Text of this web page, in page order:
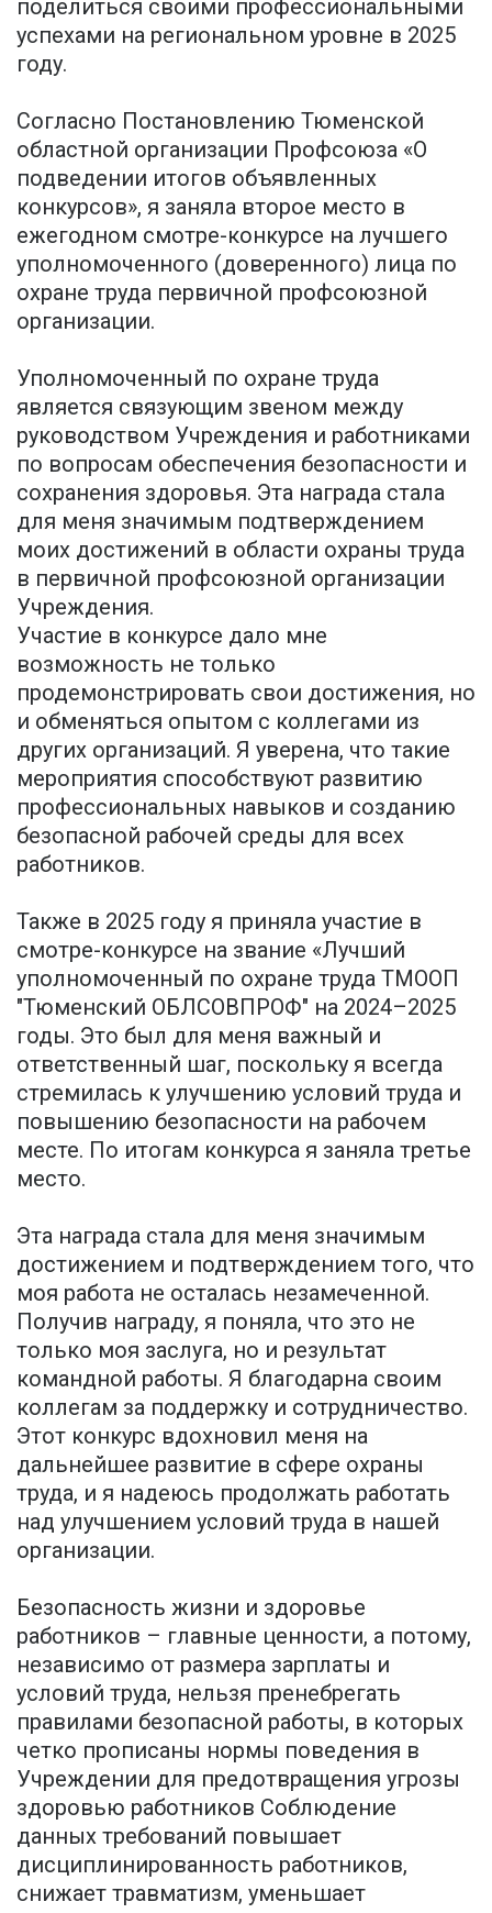
поделиться своими профессиональными
успехами на региональном уровне в 2025
году.
Согласно Постановлению Тюменской
областной организации Профсоюза «О
подведении итогов объявленных
конкурсов», я заняла второе место в
ежегодном смотре-конкурсе на лучшего
уполномоченного (доверенного) лица по
охране труда первичной профсоюзной
организации.
Уполномоченный по охране труда
является связующим звеном между
руководством Учреждения и работниками
по вопросам обеспечения безопасности и
сохранения здоровья. Эта награда стала
для меня значимым подтверждением
моих достижений в области охраны труда
в первичной профсоюзной организации
Учреждения.
Участие в конкурсе дало мне
возможность не только
продемонстрировать свои достижения, но
и обменяться опытом с коллегами из
других организаций. Я уверена, что такие
мероприятия способствуют развитию
профессиональных навыков и созданию
безопасной рабочей среды для всех
работников.
Также в 2025 году я приняла участие в
смотре-конкурсе на звание «Лучший
уполномоченный по охране труда ТМООП
"Тюменский ОБЛСОВПРОФ" на 2024–2025
годы. Это был для меня важный и
ответственный шаг, поскольку я всегда
стремилась к улучшению условий труда и
повышению безопасности на рабочем
месте. По итогам конкурса я заняла третье
место.
Эта награда стала для меня значимым
достижением и подтверждением того, что
моя работа не осталась незамеченной.
Получив награду, я поняла, что это не
только моя заслуга, но и результат
командной работы. Я благодарна своим
коллегам за поддержку и сотрудничество.
Этот конкурс вдохновил меня на
дальнейшее развитие в сфере охраны
труда, и я надеюсь продолжать работать
над улучшением условий труда в нашей
организации.
Безопасность жизни и здоровье
работников – главные ценности, а потому,
независимо от размера зарплаты и
условий труда, нельзя пренебрегать
правилами безопасной работы, в которых
четко прописаны нормы поведения в
Учреждении для предотвращения угрозы
здоровью работников Соблюдение
данных требований повышает
дисциплинированность работников,
снижает травматизм, уменьшает